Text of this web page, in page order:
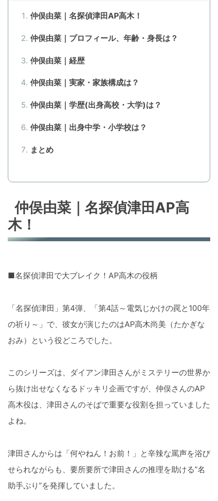
仲俣由菜｜名探偵津田AP高木！
仲俣由菜｜プロフィール、年齢・身長は？
仲俣由菜｜経歴
仲俣由菜｜実家・家族構成は？
仲俣由菜｜学歴(出身高校・大学)は？
仲俣由菜｜出身中学・小学校は？
まとめ
仲俣由菜｜名探偵津田AP高
木！
■名探偵津田で大ブレイク！AP高木の役柄
「名探偵津田」第4弾、「第4話～電気じかけの罠と100年
の祈り～」で、彼女が演じたのはAP高木尚美（たかぎな
おみ）という役どころでした。
このシリーズは、ダイアン津田さんがミステリーの世界か
ら抜け出せなくなるドッキリ企画ですが、仲俣さんのAP
高木役は、津田さんのそばで重要な役割を担っていました
よね。
津田さんからは「何やねん！お前！」と辛辣な罵声を浴び
せられながらも、要所要所で津田さんの推理を助ける”名
助手ぶり”を発揮していました。